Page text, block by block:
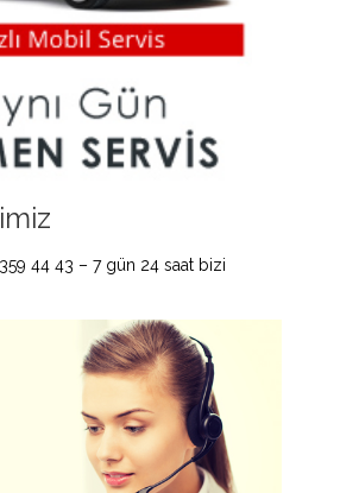
44 43 – 7 gün 24 saat bizi